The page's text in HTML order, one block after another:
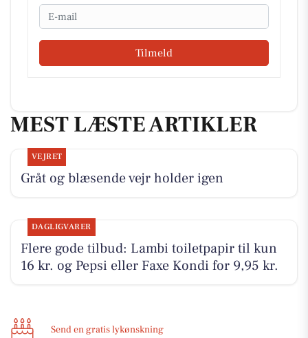
Email
Tilmeld
MEST LÆSTE ARTIKLER
VEJRET
Gråt og blæsende vejr holder igen
DAGLIGVARER
Flere gode tilbud: Lambi toiletpapir til kun
16 kr. og Pepsi eller Faxe Kondi for 9,95 kr.
Send en gratis lykønskning